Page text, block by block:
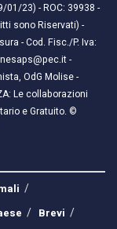
23) - ROC: 39938 -
sono Riservati) -
- Cod. Fisc./P. Iva:
-
OdG Molise -
Le collaborazioni
e Gratuito. ©
Brevi